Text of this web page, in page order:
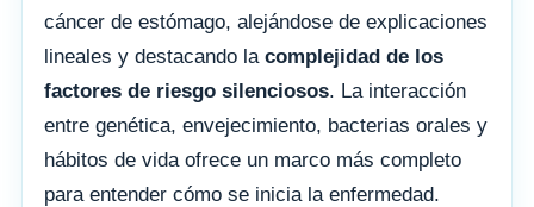
cáncer de estómago, alejándose de explicaciones
lineales y destacando la complejidad de los
factores de riesgo silenciosos. La interacción
entre genética, envejecimiento, bacterias orales y
hábitos de vida ofrece un marco más completo
para entender cómo se inicia la enfermedad.